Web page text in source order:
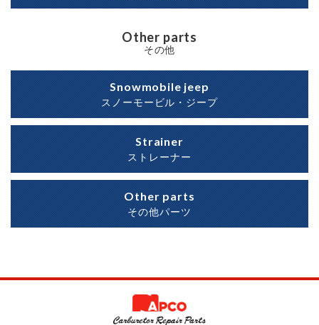
Other parts
その他
Snowmobile jeep
スノーモービル・ジープ
Strainer
ストレーナー
Other parts
その他パーツ